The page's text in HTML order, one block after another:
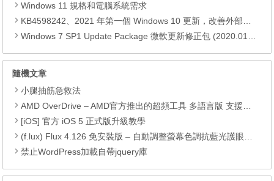
Windows 11 規格和電腦系統需求
KB4598242、2021 年第一個 Windows 10 更新，改善外部裝置安全性、解決HTTPS安全漏洞、印表機呼叫(RPC)漏洞
Windows 7 SP1 Update Package 微軟更新修正包 (2020.01月份)
隨機文章
小腿抽筋急救法
AMD OverDrive – AMD官方推出的超頻工具 多語言版 支援Win7
[iOS] 官方 iOS 5 正式版升級教學
(f.lux) Flux 4.126 免安裝版 – 自動調整螢幕色調抗藍光護眼軟體
禁止WordPress加載自帶jquery庫